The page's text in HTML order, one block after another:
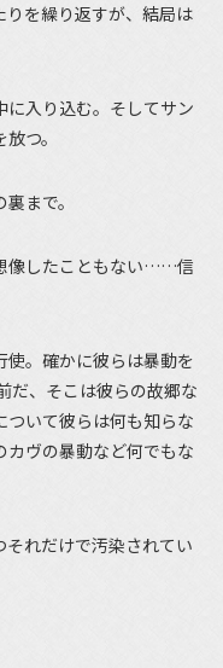
を繰り返すが、結局は
入り込む。そしてサン
つ。
まで。
像したこともない……信
。確かに彼らは暴動を
だ、そこは彼らの故郷な
いて彼らは何も知らな
ヴの暴動など何でもな
れだけで汚染されてい